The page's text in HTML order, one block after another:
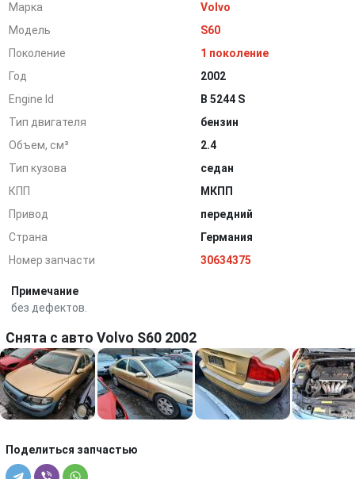
Марка
Volvo
Модель
S60
Поколение
1 поколение
Год
2002
Engine Id
B 5244 S
Тип двигателя
бензин
Объем, см³
2.4
Тип кузова
седан
КПП
МКПП
Привод
передний
Страна
Германия
Номер запчасти
30634375
Примечание
без дефектов.
Снята с авто Volvo S60 2002
Поделиться запчастью